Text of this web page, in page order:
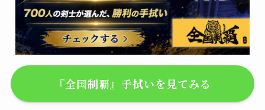
『全国制覇』手拭いを見てみる